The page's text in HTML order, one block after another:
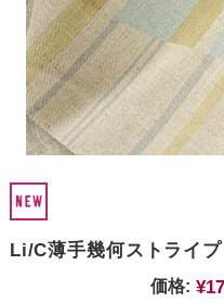
Li/C薄手幾何ストライプ
価格: